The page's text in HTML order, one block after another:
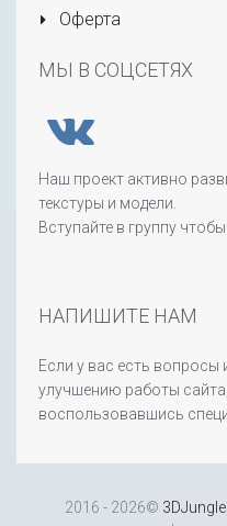
Оферта
МЫ В СОЦСЕТЯХ
Наш проект активно
текстуры и модели.
Вступайте в группу
НАПИШИТЕ НАМ
Если у вас есть вопросы
улучшению работы
воспользовавшись
2016 - 2026© 3DJungle